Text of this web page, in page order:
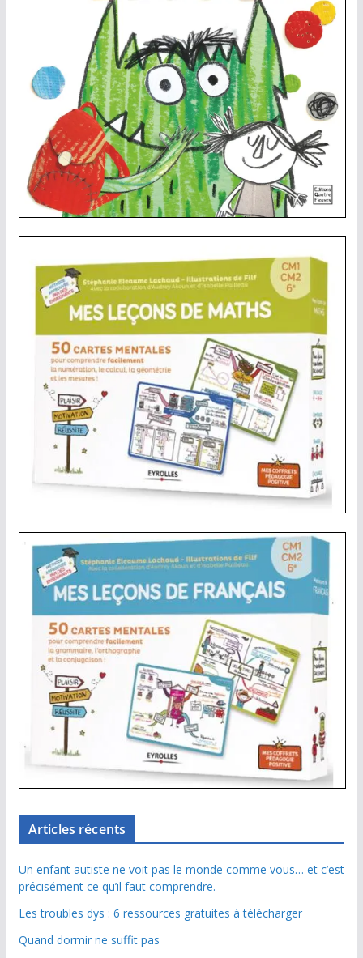
Articles récents
Un enfant autiste ne voit pas le monde comme vous… et c’est
précisément ce qu’il faut comprendre.
Les troubles dys : 6 ressources gratuites à télécharger
Quand dormir ne suffit pas